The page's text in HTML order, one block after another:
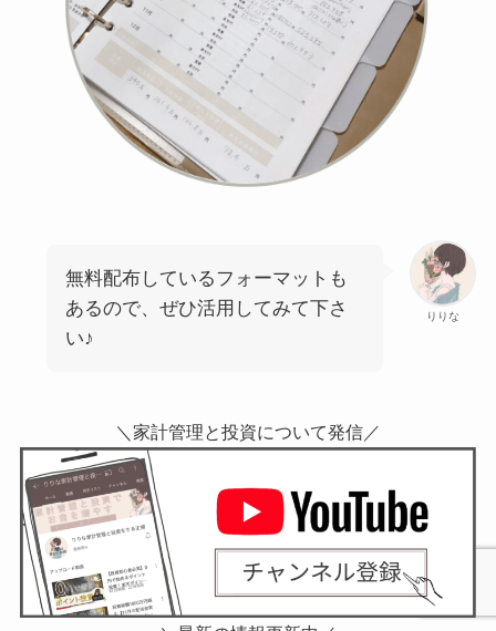
りりな
無料配布しているフォーマットも
あるので、ぜひ活用してみて下さ
い♪
＼家計管理と投資について発信／